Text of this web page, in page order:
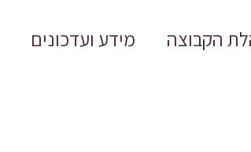
הקבוצה מידע ועדכונים